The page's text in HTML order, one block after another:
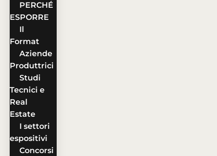
PERCHÉ
ESPORRE
Il
Format
Aziende
Produttrici
Studi
Tecnici e
Real
Estate
I settori
espositivi
Concorsi